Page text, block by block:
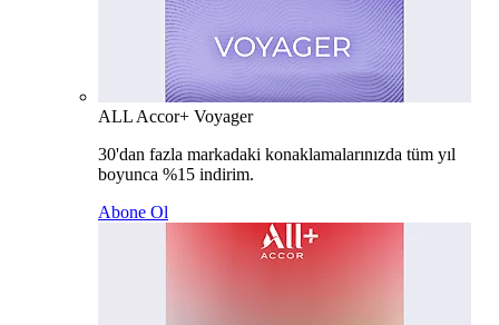
ALL Accor+ Voyager
30'dan fazla markadaki konaklamalarınızda tüm yıl
boyunca %15 indirim.
Abone Ol